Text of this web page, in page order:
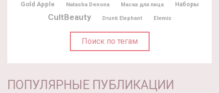
Gold Apple
Natasha Denona Маска для лица Наборы
CultBeauty Drunk Elephant Elemis
Поиск по тегам
ПОПУЛЯРНЫЕ ПУБЛИКАЦИИ